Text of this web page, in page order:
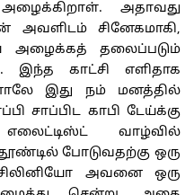
அதாவது
சினேகமாகி,
தலைப்படும்
இந்த காட்சி எளிதாக
இது நம் மனத்தில்
சாப்பிட காபி டேய்க்கு
வாழ்வில்
போடுவதற்கு ஒரு
அவனை ஒரு